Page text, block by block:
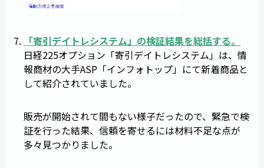
「寄引デイトレシステム 」の検証結果を総括する。
日経225オプション「寄引デイトレシステム」は、情
報商材の大手ASP「インフォトップ」にて新着商品と
して紹介されていました。
販売が開始されて間もない様子だったので、緊急で検
証を行った結果、信頼を寄せるには材料不足な点が
多々見つかりました。